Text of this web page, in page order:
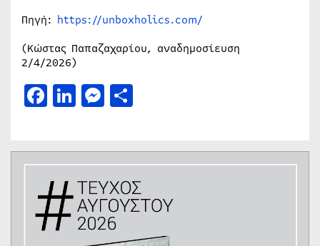
Πηγή: https://unboxholics.com/
(Κώστας Παπαζαχαρίου, αναδημοσίευση
2/4/2026)
Facebook
LinkedIn
Messenger